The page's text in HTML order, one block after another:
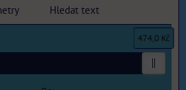
Hledat text
474,0 Kč